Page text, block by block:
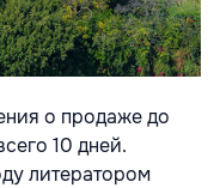
о продаже до
10 дней.
литератором